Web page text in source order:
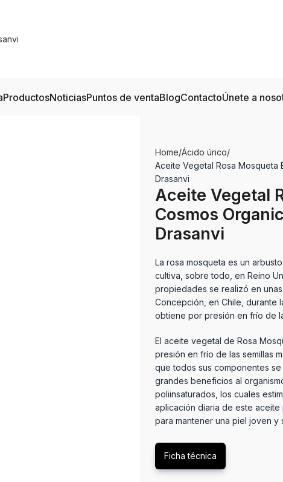
ProductosNoticiasPuntos de ventaBlogContactoÚnete a
Home Ácido úrico
Aceite Vegetal Rosa Mosqueta
Drasanvi
Aceite Vegetal
Cosmos
Drasanvi
La rosa mosqueta es un
cultiva, sobre todo, en Reino
propiedades se realizó en
Concepción, en Chile, durante
obtiene por presión en frío de
El aceite vegetal de Rosa
presión en frío de las semillas
que todos sus componentes
grandes beneficios al
poliinsaturados, los cuales
aplicación diaria de este
para mantener una piel joven y
Ficha técnica